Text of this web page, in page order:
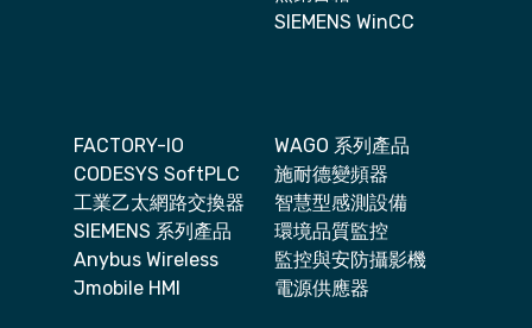
SIEMENS WinCC
FACTORY-IO
CODESYS SoftPLC
工業乙太網路交換器
SIEMENS 系列產品
Anybus Wireless
Jmobile HMI
WAGO 系列產品
施耐德變頻器
智慧型感測設備
環境品質監控
監控與安防攝影機
電源供應器